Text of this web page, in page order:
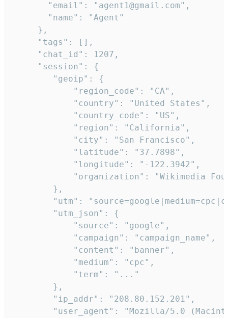
       "email": "agent1@gmail.com",
       "name": "Agent"
     },
     "tags": [],
     "chat_id": 1207,
     "session": {
        "geoip": {
            "region_code": "CA",
            "country": "United States",
            "country_code": "US",
            "region": "California",
            "city": "San Francisco",
            "latitude": "37.7898",
            "longitude": "-122.3942",
"organization": "Wikimedia
        },
"utm":
        "utm_json": {
            "source": "google",
            "campaign": "campaign_name",
            "content": "banner",
            "medium": "cpc",
            "term": "..."
        },
        "ip_addr": "208.80.152.201",
"user_agent": "Mozilla/5.0